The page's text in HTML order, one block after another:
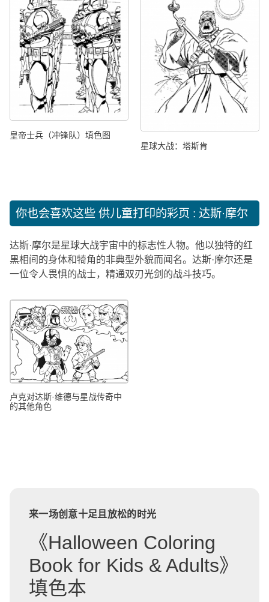
皇帝士兵（冲锋队）填色图
星球大战：塔斯肯
你也会喜欢这些 供儿童打印的彩页 : 达斯·摩尔
达斯·摩尔是星球大战宇宙中的标志性人物。他以独特的红
黑相间的身体和犄角的非典型外貌而闻名。达斯·摩尔还是
一位令人畏惧的战士，精通双刃光剑的战斗技巧。
卢克对达斯·维德与星战传奇中
的其他角色
来一场创意十足且放松的时光
《Halloween Coloring
Book for Kids & Adults》
填色本